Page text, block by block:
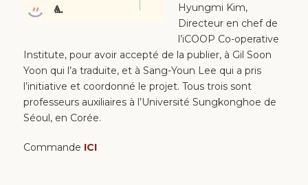
Hyungmi Kim,
Directeur en chef de
l’iCOOP Co-operative
Institute, pour avoir accepté de la publier, à Gil Soon
Yoon qui l’a traduite, et à Sang-Youn Lee qui a pris
l’initiative et coordonné le projet. Tous trois sont
professeurs auxiliaires à l’Université Sungkonghoe de
Séoul, en Corée.
Commande ICI